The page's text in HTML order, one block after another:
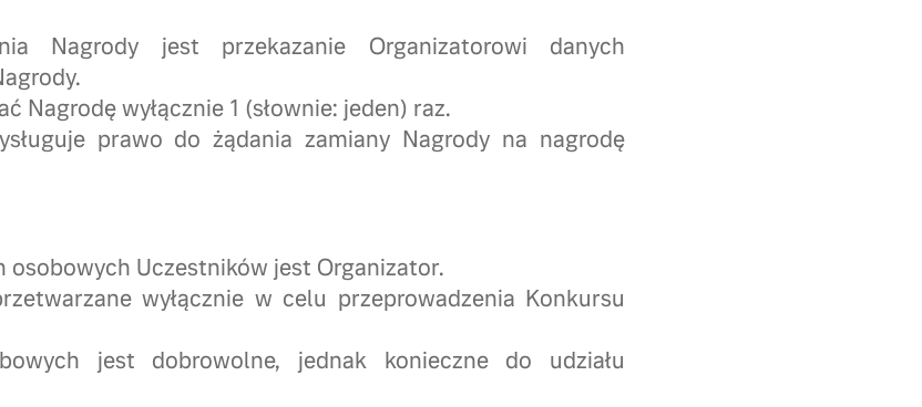
Nagrody jest przekazanie Organizatorowi danych
Nagrodę wyłącznie 1 (słownie: jeden) raz.
prawo do żądania zamiany Nagrody na nagrodę
osobowych Uczestników jest Organizator.
wyłącznie w celu przeprowadzenia Konkursu
jest dobrowolne, jednak konieczne do udziału